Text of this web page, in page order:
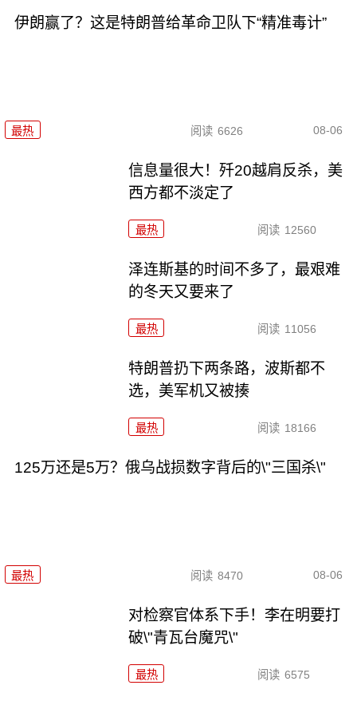
伊朗赢了？这是特朗普给革命卫队下“精准毒计”
最热 阅读 6626 08-06
信息量很大！歼20越肩反杀，美
西方都不淡定了
最热 阅读 12560
泽连斯基的时间不多了，最艰难
的冬天又要来了
最热 阅读 11056
特朗普扔下两条路，波斯都不
选，美军机又被揍
最热 阅读 18166
125万还是5万？俄乌战损数字背后的\"三国杀\"
最热 阅读 8470 08-06
对检察官体系下手！李在明要打
破\"青瓦台魔咒\"
最热 阅读 6575